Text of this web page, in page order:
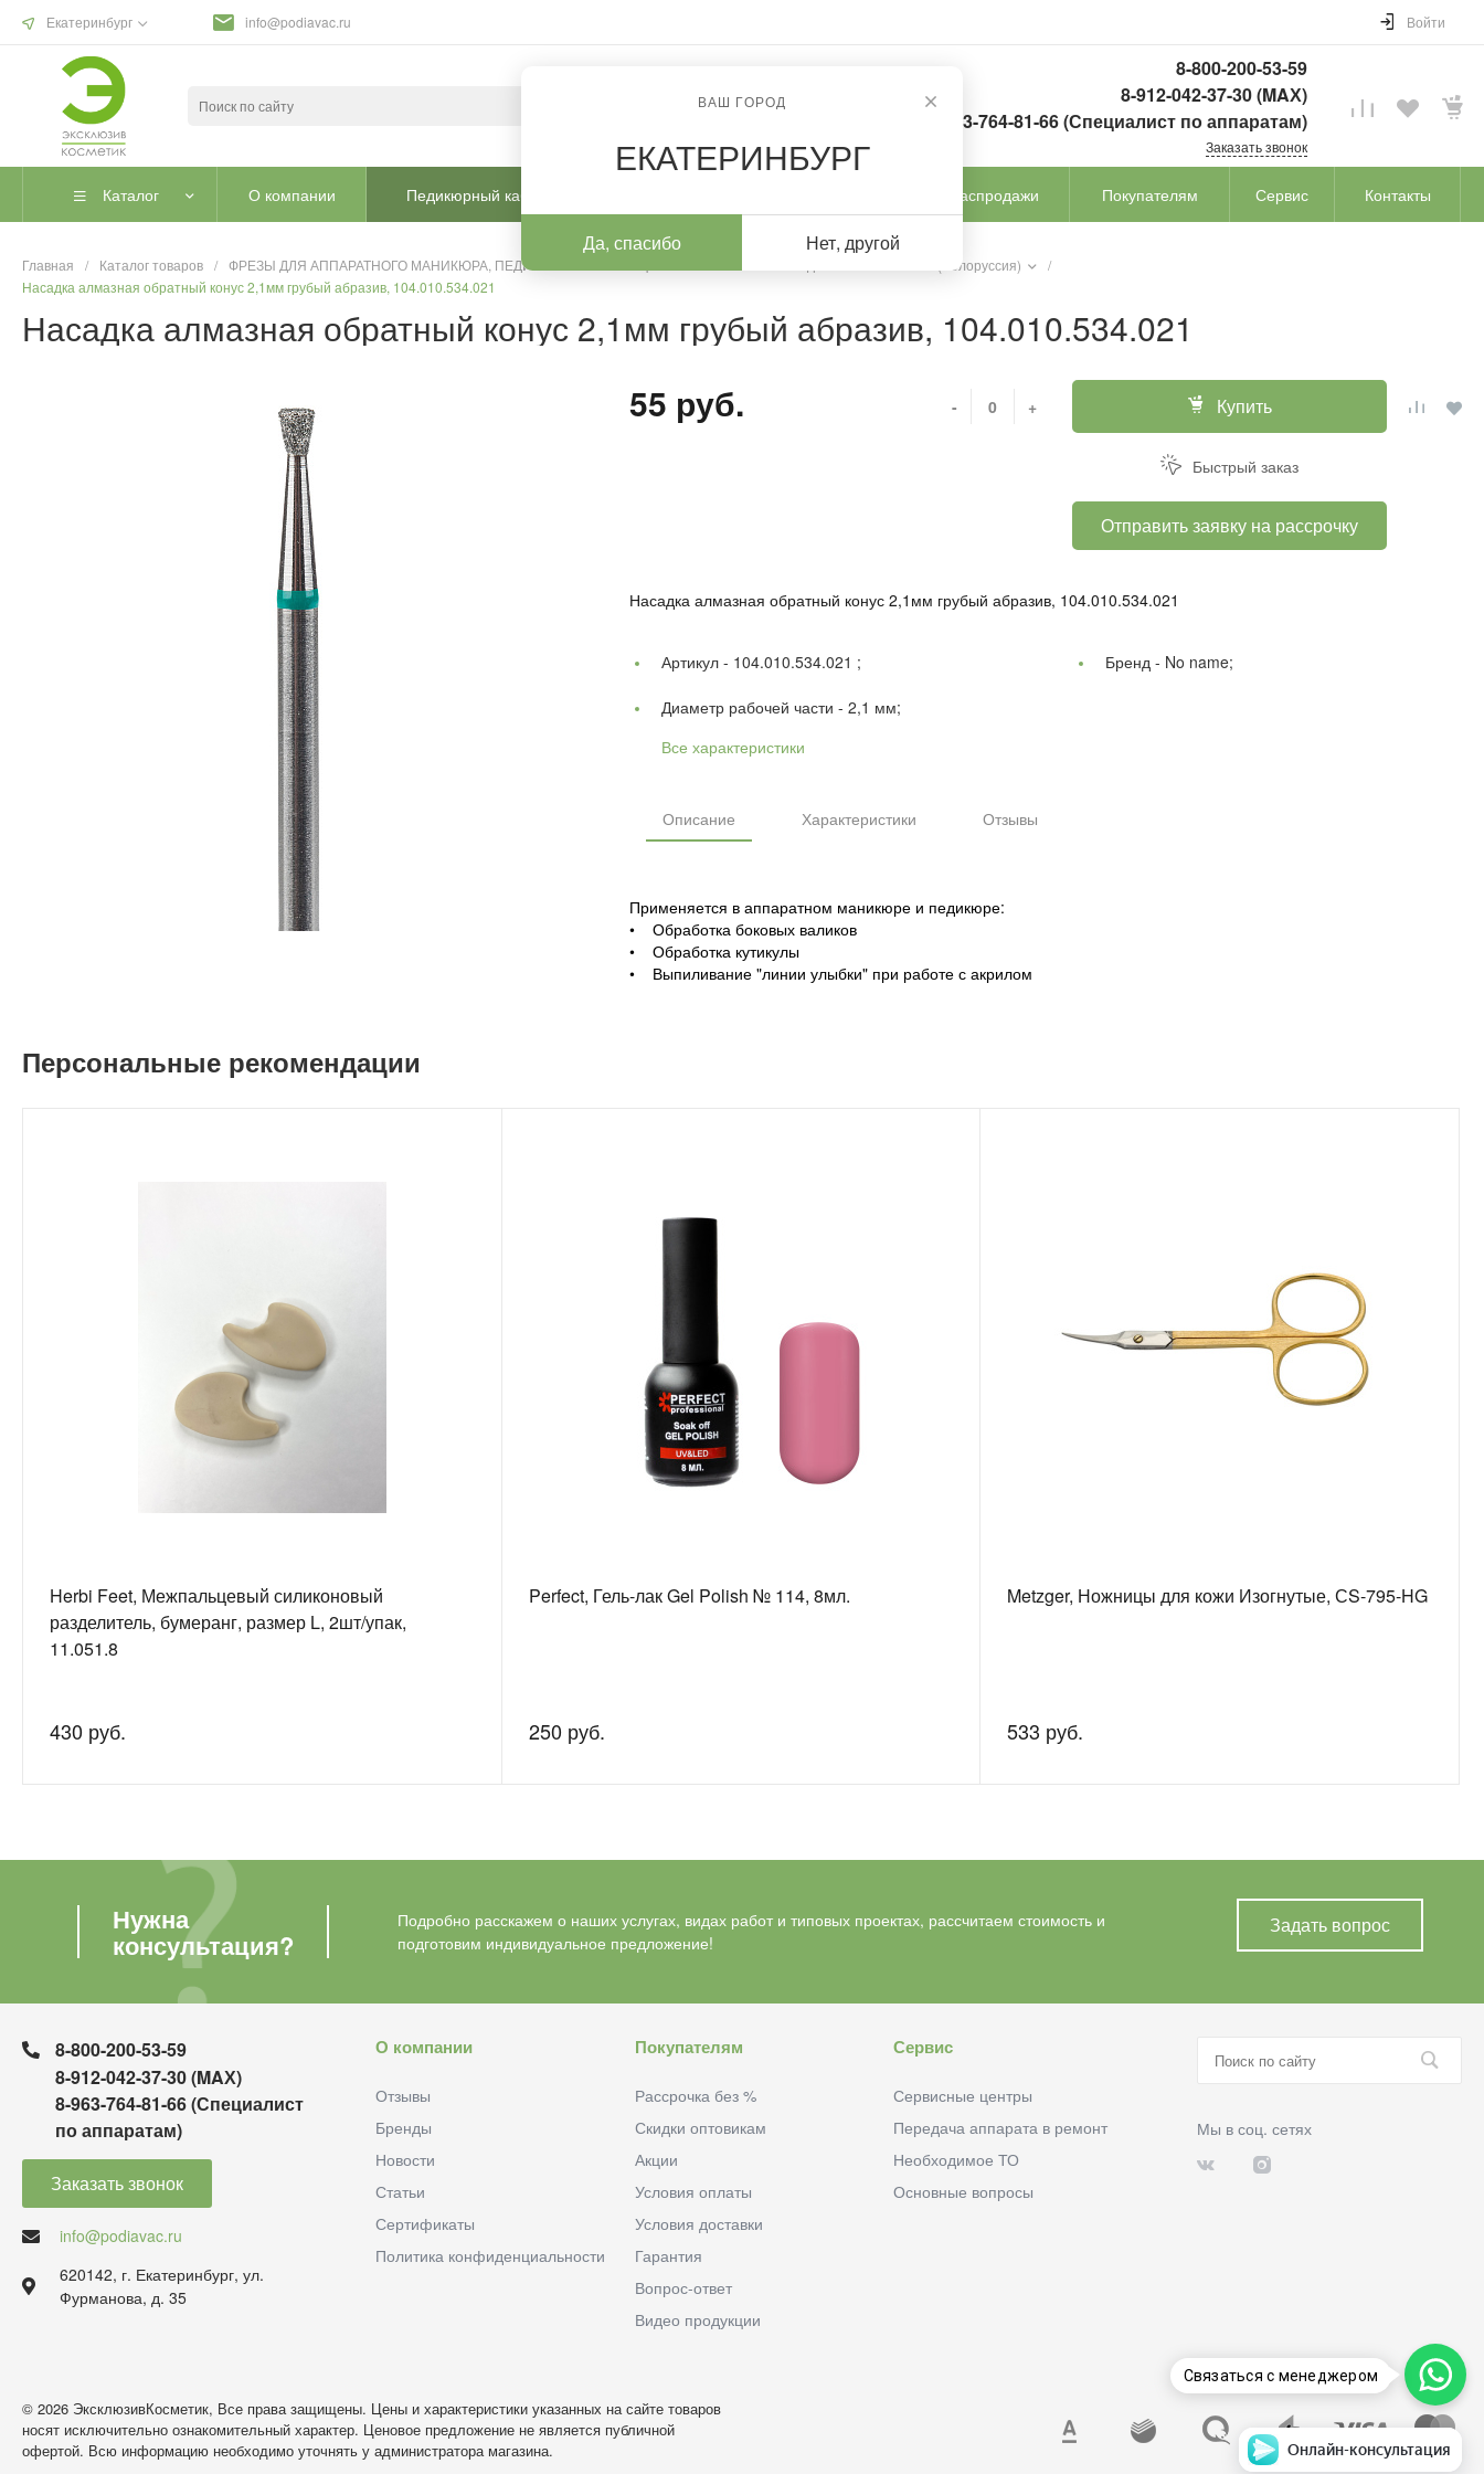
Екатеринбург
ВАШ ГОРОД
ЕКАТЕРИНБУРГ
Да, спасибо Нет, другой
info@podiavac.ru Войти
8-800-200-53-59
8-912-042-37-30 (MAХ)
8-963-764-81-66 (Специалист по аппаратам)
Заказать звонок
Каталог О компании Педикюрный кабинет Распродажи Покупателям Сервис Контакты
Главная / Каталог товаров / ФРЕЗЫ ДЛЯ АППАРАТНОГО МАНИКЮРА, ПЕДИКЮРА И КОРРЕКЦИИ Алмазные (Белоруссия)
/
Насадка алмазная обратный конус 2,1мм грубый абразив, 104.010.534.021
Насадка алмазная обратный конус 2,1мм грубый абразив, 104.010.534.021
55 руб.
- + Купить
Быстрый заказ
Отправить заявку на рассрочку
Насадка алмазная обратный конус 2,1мм грубый абразив, 104.010.534.021
Артикул - 104.010.534.021 ; Бренд - No name;
Диаметр рабочей части - 2,1 мм;
Все характеристики
Описание Характеристики Отзывы
Применяется в аппаратном маникюре и педикюре:
• Обработка боковых валиков
• Обработка кутикулы
• Выпиливание "линии улыбки" при работе с акрилом
Персональные рекомендации
Herbi Feet, Межпальцевый силиконовый
разделитель, бумеранг, размер L, 2шт/упак,
11.051.8
430 руб.
Perfect, Гель-лак Gel Polish № 114, 8мл.
250 руб.
Metzger, Ножницы для кожи Изогнутые, СS-795-HG
533 руб.
Нужна
консультация?
Подробно расскажем о наших услугах, видах работ и типовых проектах, рассчитаем стоимость и
подготовим индивидуальное предложение!
Задать вопрос
8-800-200-53-59
8-912-042-37-30 (MAХ)
8-963-764-81-66 (Специалист
по аппаратам)
Заказать звонок
info@podiavac.ru
620142, г. Екатеринбург, ул.
Фурманова, д. 35
О компании
Отзывы
Бренды
Новости
Статьи
Сертификаты
Политика конфиденциальности
Покупателям
Рассрочка без %
Скидки оптовикам
Акции
Условия оплаты
Условия доставки
Гарантия
Вопрос-ответ
Видео продукции
Сервис
Сервисные центры
Передача аппарата в ремонт
Необходимое ТО
Основные вопросы
Мы в соц. сетях
© 2026 ЭксклюзивКосметик, Все права защищены. Цены и характеристики указанных на сайте товаров
носят исключительно ознакомительный характер. Ценовое предложение не является публичной
офертой. Всю информацию необходимо уточнять у администратора магазина.
Связаться с менеджером
Онлайн-консультация